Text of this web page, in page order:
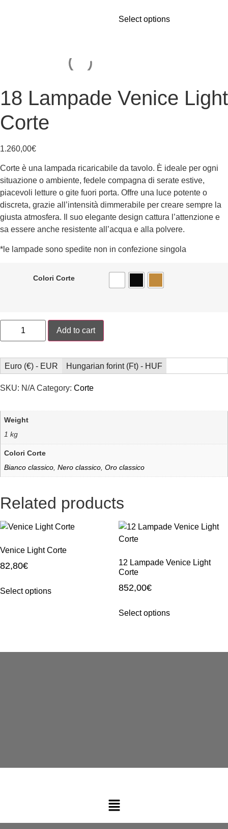
Select options
18 Lampade Venice Light
Corte
1.260,00€
Corte è una lampada ricaricabile da tavolo. È ideale per ogni
situazione o ambiente, fedele compagna di serate estive,
piacevoli letture o gite fuori porta. Offre una luce potente o
discreta, grazie all’intensità dimmerabile per creare sempre la
giusta atmosfera. Il suo elegante design cattura l’attenzione e
sa essere anche resistente all’acqua e alla polvere.
*le lampade sono spedite non in confezione singola
Colori Corte
Add to cart
Euro (€) - EUR Hungarian forint (Ft) - HUF
SKU: N/A Category: Corte
Weight
1 kg
Colori Corte
Bianco classico ,Nero classico ,Oro classico
Related products
Venice Light Corte
82,80€
Select options
12 Lampade Venice Light
Corte
852,00€
Select options